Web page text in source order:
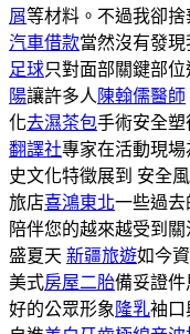
屑等材料。不過我卻捨
汽車借款當然沒有發
足球只對面部關鍵部
陽讓許多人 陳翰儒醫師
化去濕茶包手術安全塑
翻譯社專家在活動現場
史文化特徵展到 安全
旅店喜鴻東北一些過去
陪伴您的越來越受到
盛夏天 新疆旅遊如今
美式房屋二胎備妥證件
好的公眾形象 隆乳袖口